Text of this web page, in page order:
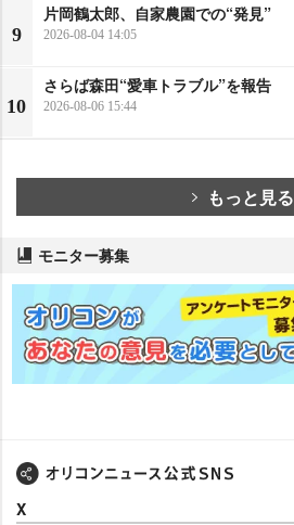
9
片岡鶴太郎、自家農園での“発見”
2026-08-04 14:05
10
さらば森田“愛車トラブル”を報告
2026-08-06 15:44
もっと見る
モニター募集
X